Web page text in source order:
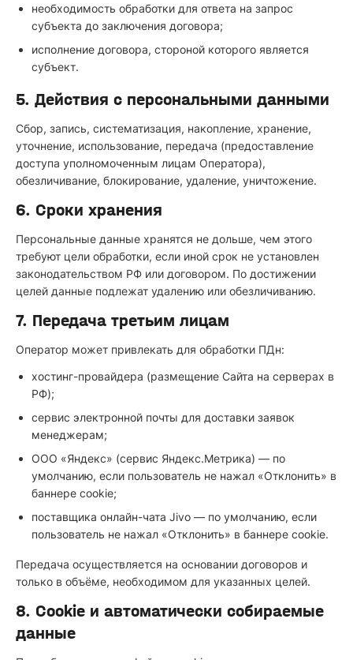
необходимость обработки для ответа на запрос
субъекта до заключения договора;
исполнение договора, стороной которого является
субъект.
5. Действия с персональными данными
Сбор, запись, систематизация, накопление, хранение,
уточнение, использование, передача (предоставление
доступа уполномоченным лицам Оператора),
обезличивание, блокирование, удаление, уничтожение.
6. Сроки хранения
Персональные данные хранятся не дольше, чем этого
требуют цели обработки, если иной срок не установлен
законодательством РФ или договором. По достижении
целей данные подлежат удалению или обезличиванию.
7. Передача третьим лицам
Оператор может привлекать для обработки ПДн:
хостинг-провайдера (размещение Сайта на серверах в
РФ);
сервис электронной почты для доставки заявок
менеджерам;
ООО «Яндекс» (сервис Яндекс.Метрика) — по
умолчанию, если пользователь не нажал «Отклонить» в
баннере cookie;
поставщика онлайн-чата Jivo — по умолчанию, если
пользователь не нажал «Отклонить» в баннере cookie.
Передача осуществляется на основании договоров и
только в объёме, необходимом для указанных целей.
8. Cookie и автоматически собираемые
данные